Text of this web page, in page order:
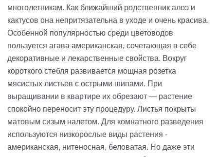
многолетникам. Как ближайший родственник алоэ и
кактусов она непритязательна в уходе и очень красива.
Особенной популярностью среди цветоводов
пользуется агава американская, сочетающая в себе
декоративные и лекарственные свойства. Вокруг
короткого стебля развивается мощная розетка
мясистых листьев с острыми шипами. При
выращивании в квартире их обрезают — растение
спокойно переносит эту процедуру. Листья покрыты
матовым сизым налетом. Для комнатного разведения
используются низкорослые виды растения -
американская, нитеносная, беловатая. Но даже эти